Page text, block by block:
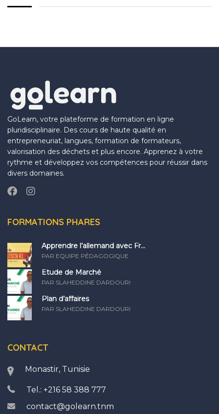
GoLearn, votre plateforme de formation en ligne
pluridisciplinaire. Des cours de haute qualité en
entrepreneuriat, langues, formation de formateurs,
valorisation des déchets et plus encore. Apprenez à votre
rythme et développez vos compétences pour réussir dans
divers domaines.
FORMATIONS PHARES
Apprendre l’allemand avec Fr...
PAR EQUIPE PÉDAGOGIQUE
Etude de Marché
PAR SLAHEDDINE DARDOURI
Plan d’affaires
PAR SLAHEDDINE DARDOURI
CONTACT
Monastir, Tunisie
Tel.: +216 58 388 777
contact@golearn.tnm